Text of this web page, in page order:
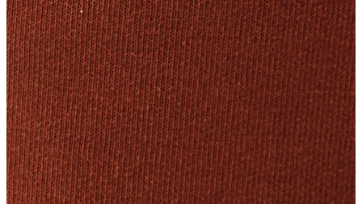
Giyim
Giyim
Jean Pantolon
Pantolon
Gömlek
Sweatshirt
T-shirt
Polo
Şort
Deniz Şortu
Atlet
Hırka
Eşofman Altı
Yağmurluk